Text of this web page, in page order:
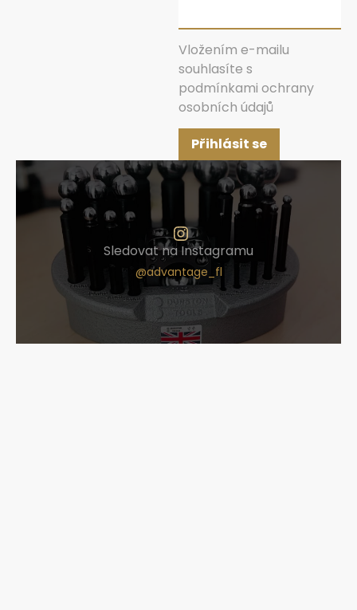
Vložením e-mailu
souhlasíte s
podmínkami ochrany
osobních údajů
Přihlásit se
Sledovat na Instagramu